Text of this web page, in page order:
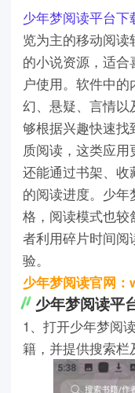
少年梦阅读平台下
览为主的移动阅
的小说资源，适
户使用。软件中
幻、悬疑、言情
够根据兴趣快速
质阅读，这类应
还能通过书架、收
的阅读进度。少
格，阅读模式也
者利用碎片时间
验。
少年梦阅读官网
少年梦阅读平
1、打开少年梦阅
籍，并提供搜索栏